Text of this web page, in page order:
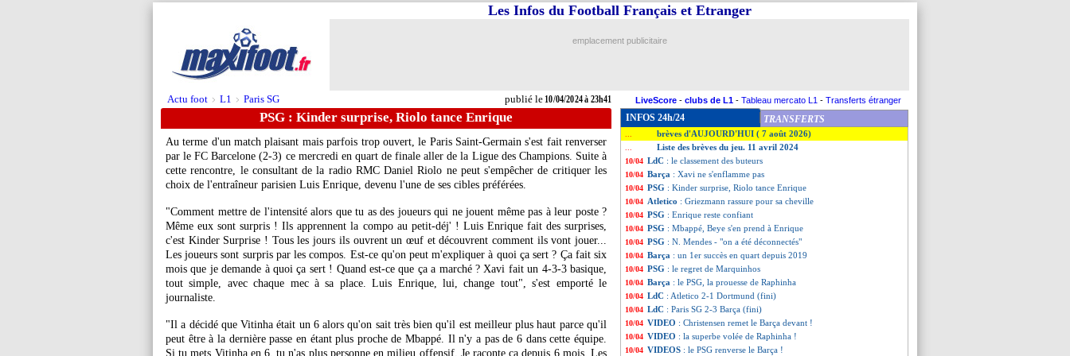
Actu foot > L1 > Paris SG publié le10/04/2024 à 23h41
Les Infos du Football Français et Etranger
emplacement publicitaire
LiveScore - clubs de L1 - Tableau mercato L1 - Transferts étranger
PSG : Kinder surprise, Riolo tance Enrique
Au terme d'un match plaisant mais parfois trop ouvert, le Paris Saint-Germain s'est fait renverser
par le FC Barcelone (2-3) ce mercredi en quart de finale aller de la Ligue des Champions. Suite à
cette rencontre, le consultant de la radio RMC Daniel Riolo ne peut s'empêcher de critiquer les
choix de l'entraîneur parisien Luis Enrique, devenu l'une de ses cibles préférées.
"Comment mettre de l'intensité alors que tu as des joueurs qui ne jouent même pas à leur poste ?
Même eux sont surpris ! Ils apprennent la compo au petit-déj' ! Luis Enrique fait des surprises,
c'est Kinder Surprise ! Tous les jours ils ouvrent un œuf et découvrent comment ils vont jouer...
Les joueurs sont surpris par les compos. Est-ce qu'on peut m'expliquer à quoi ça sert ? Ça fait six
mois que je demande à quoi ça sert ! Quand est-ce que ça a marché ? Xavi fait un 4-3-3 basique,
tout simple, avec chaque mec à sa place. Luis Enrique, lui, change tout", s'est emporté le
journaliste.
"Il a décidé que Vitinha était un 6 alors qu'on sait très bien qu'il est meilleur plus haut parce qu'il
peut être à la dernière passe en étant plus proche de Mbappé. Il n'y a pas de 6 dans cette équipe.
Si tu mets Vitinha en 6, tu n'as plus personne en milieu offensif. Je raconte ça depuis 6 mois. Les
INFOS 24h/24 TRANSFERTS
brèves d'AUJOURD'HUI ( 7 août 2026)
Liste des brèves du jeu. 11 avril 2024
10/04 LdC : le classement des buteurs
10/04 Barça : Xavi ne s'enflamme pas
10/04 PSG : Kinder surprise, Riolo tance Enrique
10/04 Atletico : Griezmann rassure pour sa cheville
10/04 PSG : Enrique reste confiant
10/04 PSG : Mbappé, Beye s'en prend à Enrique
10/04 PSG : N. Mendes - "on a été déconnectés"
10/04 Barça : un 1er succès en quart depuis 2019
10/04 PSG : le regret de Marquinhos
10/04 Barça : le PSG, la prouesse de Raphinha
10/04 LdC : Atletico 2-1 Dortmund (fini)
10/04 LdC : Paris SG 2-3 Barça (fini)
10/04 VIDEO : Christensen remet le Barça devant !
10/04 VIDEO : la superbe volée de Raphinha !
10/04 VIDEOS : le PSG renverse le Barça !